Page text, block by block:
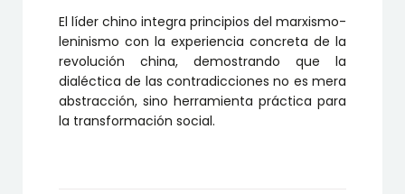
El líder chino integra principios del marxismo-
leninismo con la experiencia concreta de la
revolución china, demostrando que la
dialéctica de las contradicciones no es mera
abstracción, sino herramienta práctica para
la transformación social.